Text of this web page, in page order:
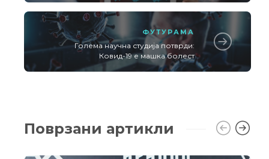
ФУТУРАМА
Голема научна студија потврди:
Ковид-19 е машка болест
Поврзани артикли